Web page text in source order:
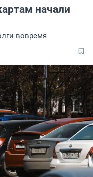
начали
вовремя